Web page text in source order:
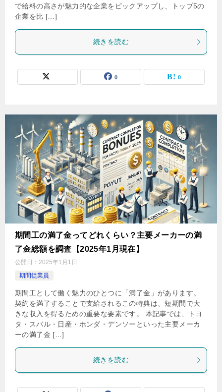
で給料の高さが魅力的な企業をピックアップし、トップ5の
企業を比 […]
続きを読む
0 0
期間工の満了金ってどれくらい？主要メーカーの満
了金総額を調査【2025年1月現在】
公開日： 2025年1月1日
期間従業員
期間工として働く魅力のひとつに「満了金」があります。
契約を満了することで支給されるこの特典は、短期間で大
きな収入を得るための重要な要素です。 本記事では、トヨ
タ・スバル・日産・ホンダ・デンソーといった主要メーカ
ーの満了金 […]
続きを読む